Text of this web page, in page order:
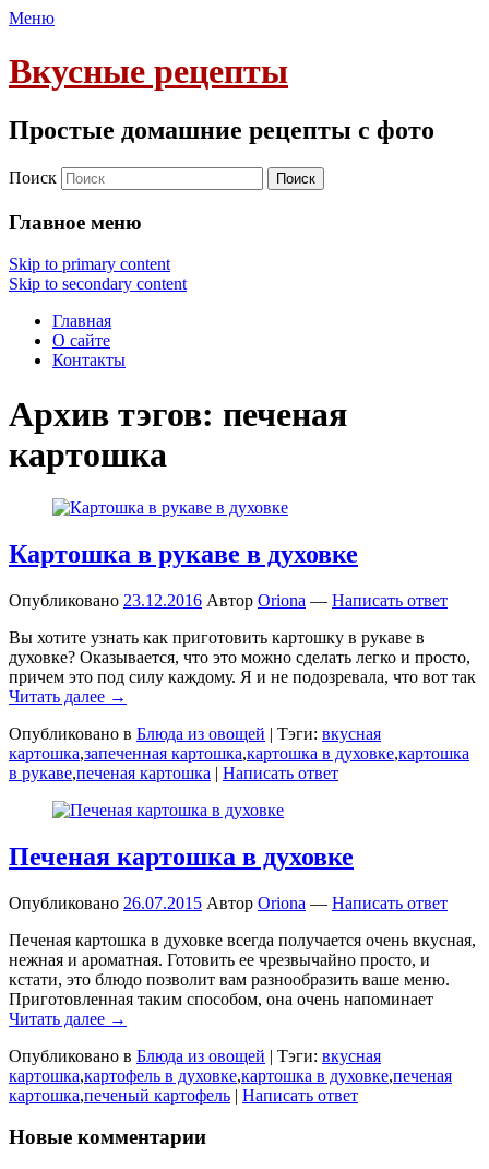
Меню
Вкусные рецепты
Простые домашние рецепты с фото
Поиск
Главное меню
Skip to primary content
Skip to secondary content
Главная
О сайте
Контакты
Архив тэгов: печеная
картошка
Картошка в рукаве в духовке
Опубликовано 23.12.2016 Автор Oriona — Написать ответ
Вы хотите узнать как приготовить картошку в рукаве в
духовке? Оказывается, что это можно сделать легко и просто,
причем это под силу каждому. Я и не подозревала, что вот так
Читать далее →
Опубликовано в Блюда из овощей | Тэги: вкусная
картошка,запеченная картошка,картошка в духовке,картошка
в рукаве,печеная картошка | Написать ответ
Печеная картошка в духовке
Опубликовано 26.07.2015 Автор Oriona — Написать ответ
Печеная картошка в духовке всегда получается очень вкусная,
нежная и ароматная. Готовить ее чрезвычайно просто, и
кстати, это блюдо позволит вам разнообразить ваше меню.
Приготовленная таким способом, она очень напоминает
Читать далее →
Опубликовано в Блюда из овощей | Тэги: вкусная
картошка,картофель в духовке,картошка в духовке,печеная
картошка,печеный картофель | Написать ответ
Новые комментарии